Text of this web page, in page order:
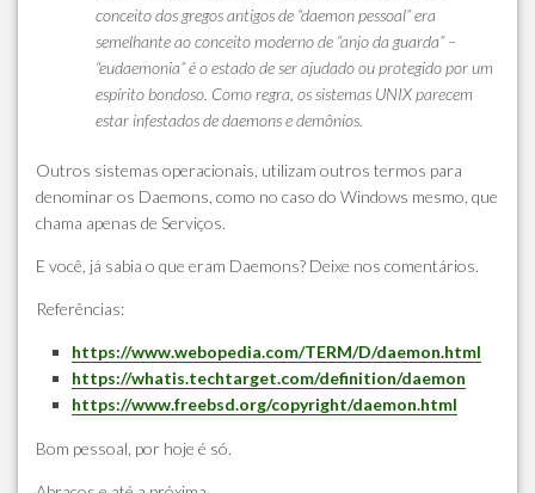
conceito dos gregos antigos de “daemon pessoal” era
semelhante ao conceito moderno de “anjo da guarda” –
“eudaemonia” é o estado de ser ajudado ou protegido por um
espírito bondoso. Como regra, os sistemas UNIX parecem
estar infestados de daemons e demônios.
Outros sistemas operacionais, utilizam outros termos para
denominar os Daemons, como no caso do Windows mesmo, que
chama apenas de Serviços.
E você, já sabia o que eram Daemons? Deixe nos comentários.
Referências:
https://www.webopedia.com/TERM/D/daemon.html
https://whatis.techtarget.com/definition/daemon
https://www.freebsd.org/copyright/daemon.html
Bom pessoal, por hoje é só.